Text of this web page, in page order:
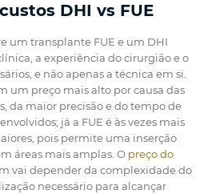
DHI vs FUE
um transplante FUE e um DHI
a experiência do cirurgião e o
e não apenas a técnica em si.
um preço mais alto por causa das
da maior precisão e do tempo de
já a FUE é às vezes mais
pois permite uma inserção
áreas mais amplas. O preço do
vai depender da complexidade do
necessário para alcançar